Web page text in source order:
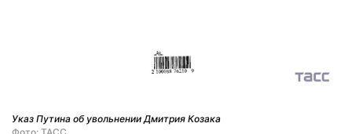
Указ Путина об увольнении Дмитрия Козака